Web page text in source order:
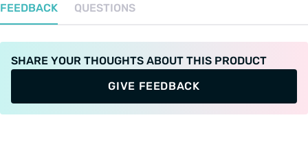
FEEDBACK QUESTIONS
SHARE YOUR THOUGHTS ABOUT THIS PRODUCT
GIVE FEEDBACK